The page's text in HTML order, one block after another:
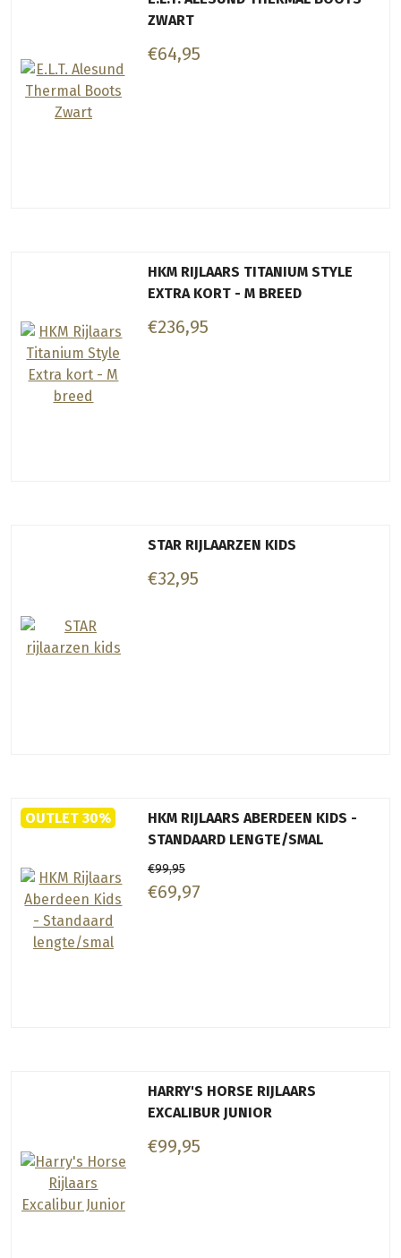
ZWART
€64,95
HKM RIJLAARS TITANIUM STYLE
EXTRA KORT - M BREED
€236,95
STAR RIJLAARZEN KIDS
€32,95
OUTLET 30%
HKM RIJLAARS ABERDEEN KIDS -
STANDAARD LENGTE/SMAL
€99,95
€69,97
HARRY'S HORSE RIJLAARS
EXCALIBUR JUNIOR
€99,95